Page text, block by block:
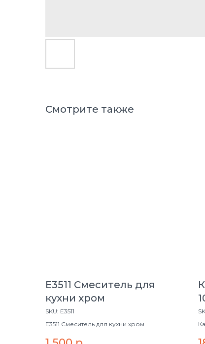
Смотрите также
Е3511 Смеситель для
кухни хром
SKU: Е3511
Е3511 Смеситель для кухни хром